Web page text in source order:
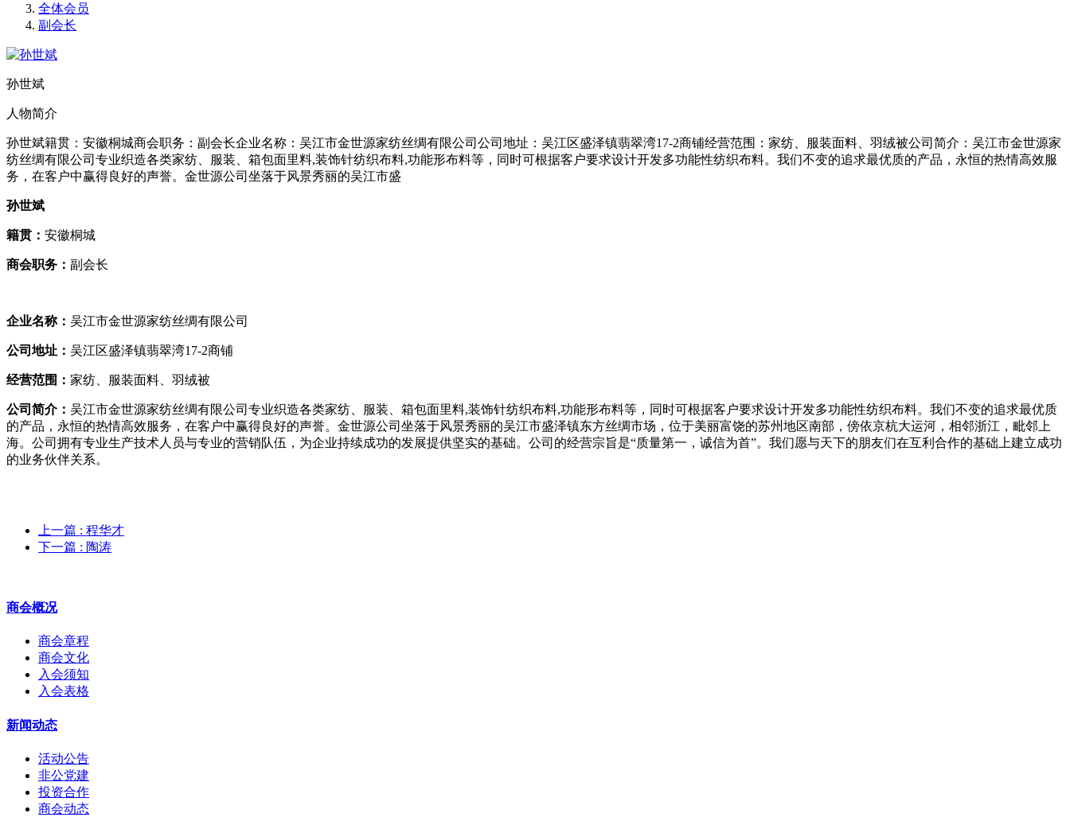
全体会员
副会长
孙世斌
人物简介
孙世斌籍贯：安徽桐城商会职务：副会长企业名称：吴江市金世源家纺丝绸有限公司公司地址：吴江区盛泽镇翡翠湾17-2商铺经营范围：家纺、服装面料、羽绒被公司简介：吴江市金世源家
纺丝绸有限公司专业织造各类家纺、服装、箱包面里料,装饰针纺织布料,功能形布料等，同时可根据客户要求设计开发多功能性纺织布料。我们不变的追求最优质的产品，永恒的热情高效服
务，在客户中赢得良好的声誉。金世源公司坐落于风景秀丽的吴江市盛
孙世斌
籍贯： 安徽桐城
商会职务： 副会长
企业名称： 吴江市金世源家纺丝绸有限公司
公司地址： 吴江区盛泽镇翡翠湾17-2商铺
经营范围： 家纺、服装面料、羽绒被
公司简介： 吴江市金世源家纺丝绸有限公司专业织造各类家纺、服装、箱包面里料,装饰针纺织布料,功能形布料等，同时可根据客户要求设计开发多功能性纺织布料。我们不变的追求最优质
的产品，永恒的热情高效服务，在客户中赢得良好的声誉。金世源公司坐落于风景秀丽的吴江市盛泽镇东方丝绸市场，位于美丽富饶的苏州地区南部，傍依京杭大运河，相邻浙江，毗邻上
海。公司拥有专业生产技术人员与专业的营销队伍，为企业持续成功的发展提供坚实的基础。公司的经营宗旨是“质量第一，诚信为首”。我们愿与天下的朋友们在互利合作的基础上建立成功
的业务伙伴关系。
上一篇 : 程华才
下一篇 : 陶涛
商会概况
商会章程
商会文化
入会须知
入会表格
新闻动态
活动公告
非公党建
投资合作
商会动态